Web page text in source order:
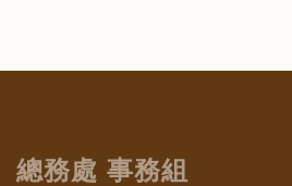
總務處 事務組